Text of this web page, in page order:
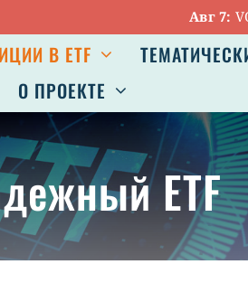
VOO:
В ETF
О ПРОЕКТЕ
ETF